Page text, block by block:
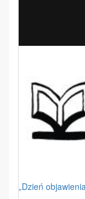
„Dzień